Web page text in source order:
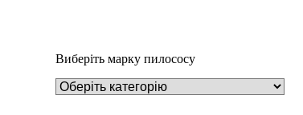
Виберіть марку пилососу